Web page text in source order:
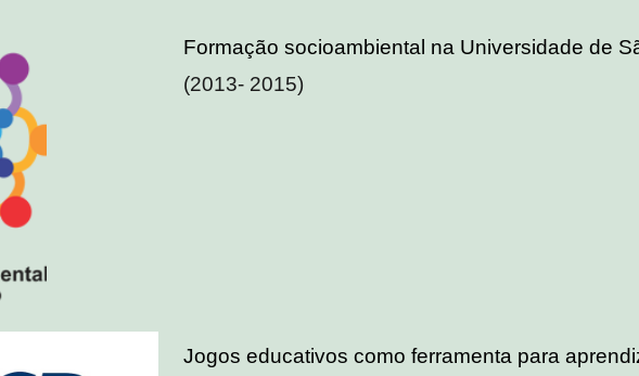
Formação socioambiental na Universidade de
(2013- 2015)
Jogos educativos como ferramenta para